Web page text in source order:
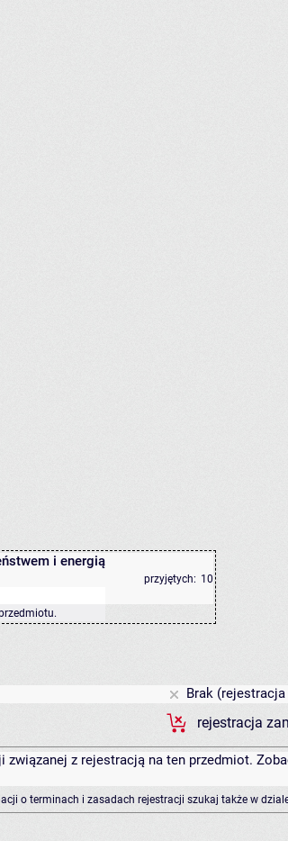
i energią
przyjętych: 10
.
Brak (rejestracja
rejestracja
z rejestracją na ten przedmiot.
o terminach i zasadach rejestracji szukaj także w